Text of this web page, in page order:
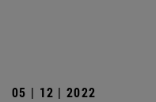
05 | 12 | 2022